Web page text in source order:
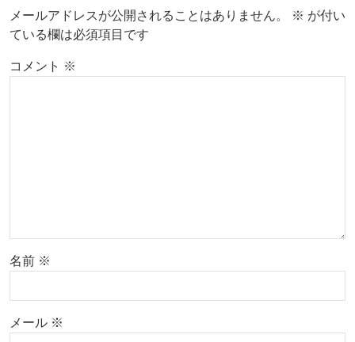
メールアドレスが公開されることはありません。 ※ が付い
ている欄は必須項目です
コメント ※
名前 ※
メール ※